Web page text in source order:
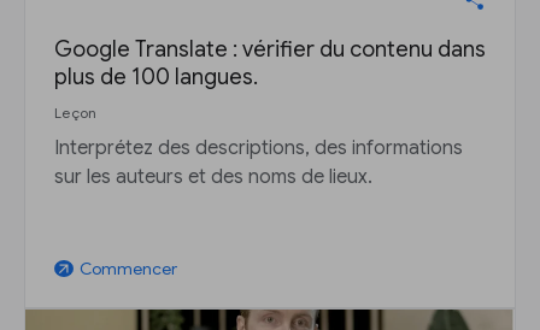
Google Translate : vérifier du contenu dans
plus de 100 langues.
Leçon
Interprétez des descriptions, des informations
sur les auteurs et des noms de lieux.
arrow_outward Commencer